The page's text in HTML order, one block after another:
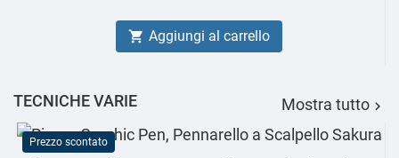
 Aggiungi al carrello
TECNICHE VARIE Mostra tutto 
Prezzo scontato